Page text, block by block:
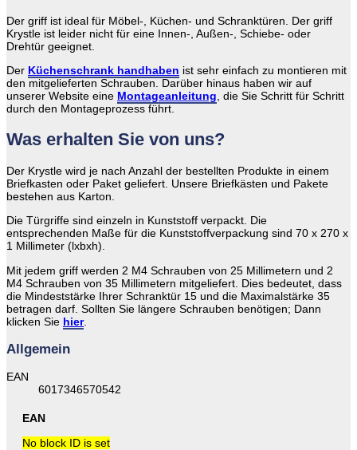
Der griff ist ideal für Möbel-, Küchen- und Schranktüren. Der griff
Krystle ist leider nicht für eine Innen-, Außen-, Schiebe- oder
Drehtür geeignet.
Der Küchenschrank handhaben ist sehr einfach zu montieren mit
den mitgelieferten Schrauben. Darüber hinaus haben wir auf
unserer Website eine Montageanleitung , die Sie Schritt für Schritt
durch den Montageprozess führt.
Was erhalten Sie von uns?
Der Krystle wird je nach Anzahl der bestellten Produkte in einem
Briefkasten oder Paket geliefert. Unsere Briefkästen und Pakete
bestehen aus Karton.
Die Türgriffe sind einzeln in Kunststoff verpackt. Die
entsprechenden Maße für die Kunststoffverpackung sind 70 x 270 x
1 Millimeter (lxbxh).
Mit jedem griff werden 2 M4 Schrauben von 25 Millimetern und 2
M4 Schrauben von 35 Millimetern mitgeliefert. Dies bedeutet, dass
die Mindeststärke Ihrer Schranktür 15 und die Maximalstärke 35
betragen darf. Sollten Sie längere Schrauben benötigen; Dann
klicken Sie hier.
Allgemein
EAN
6017346570542
EAN
No block ID is set